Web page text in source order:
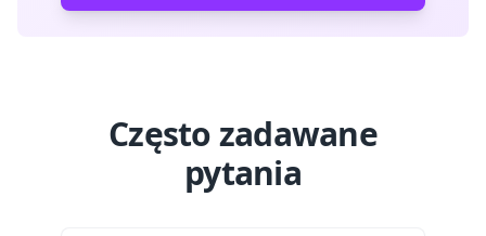
Często zadawane
pytania